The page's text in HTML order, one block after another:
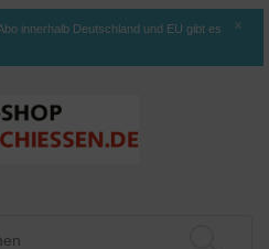
innerhalb Deutschland und EU gibt es
×